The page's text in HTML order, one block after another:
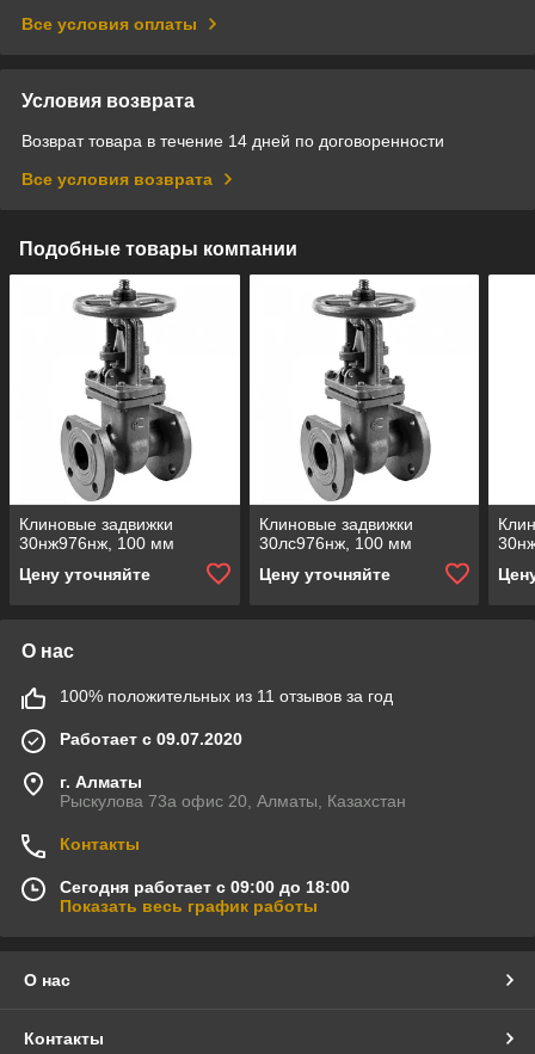
Все условия оплаты
Условия возврата
Возврат товара в течение 14 дней по договоренности
Все условия возврата
Подобные товары компании
Клиновые задвижки
30нж976нж, 100 мм
Цену уточняйте
Клиновые задвижки
30лс976нж, 100 мм
Цену уточняйте
О нас
100% положительных из 11 отзывов за год
Работает с 09.07.2020
г. Алматы
Рыскулова 73а офис 20, Алматы, Казахстан
Контакты
Сегодня работает с 09:00 до 18:00
Показать весь график работы
О нас
Контакты